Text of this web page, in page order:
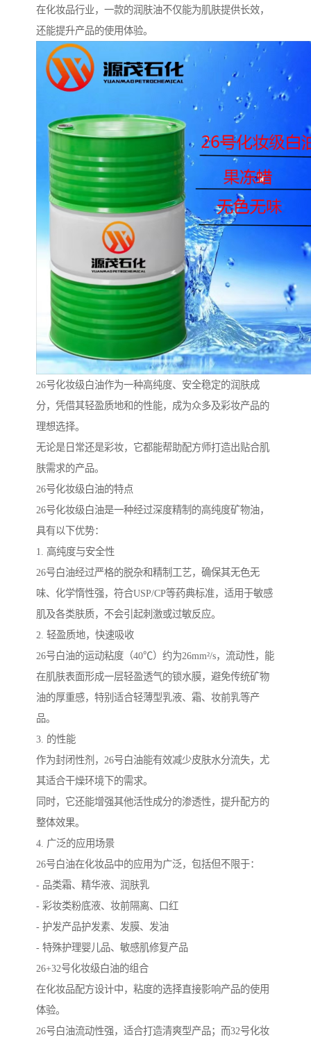
在化妆品行业，一款的润肤油不仅能为肌肤提供长效，
还能提升产品的使用体验。
26号化妆级白油作为一种高纯度、安全稳定的润肤成
分，凭借其轻盈质地和的性能，成为众多及彩妆产品的
理想选择。
无论是日常还是彩妆，它都能帮助配方师打造出贴合肌
肤需求的产品。
26号化妆级白油的特点
26号化妆级白油是一种经过深度精制的高纯度矿物油，
具有以下优势：
1. 高纯度与安全性
26号白油经过严格的脱杂和精制工艺，确保其无色无
味、化学惰性强，符合USP/CP等药典标准，适用于敏感
肌及各类肤质，不会引起刺激或过敏反应。
2. 轻盈质地，快速吸收
26号白油的运动粘度（40℃）约为26mm²/s，流动性，能
在肌肤表面形成一层轻盈透气的锁水膜，避免传统矿物
油的厚重感，特别适合轻薄型乳液、霜、妆前乳等产
品。
3. 的性能
作为封闭性剂，26号白油能有效减少皮肤水分流失，尤
其适合干燥环境下的需求。
同时，它还能增强其他活性成分的渗透性，提升配方的
整体效果。
4. 广泛的应用场景
26号白油在化妆品中的应用为广泛，包括但不限于：
- 品类霜、精华液、润肤乳
- 彩妆类粉底液、妆前隔离、口红
- 护发产品护发素、发膜、发油
- 特殊护理婴儿品、敏感肌修复产品
26+32号化妆级白油的组合
在化妆品配方设计中，粘度的选择直接影响产品的使用
体验。
26号白油流动性强，适合打造清爽型产品；而32号化妆